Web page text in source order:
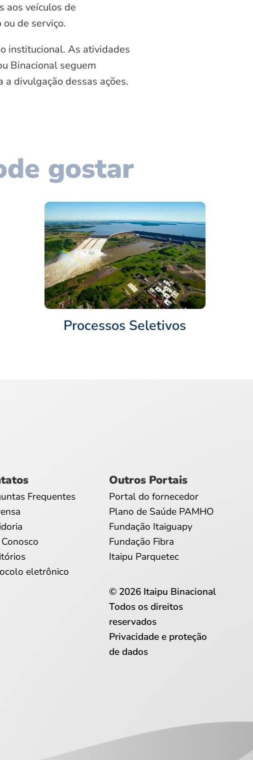
aos veículos de
de serviço.
institucional. As atividades
Binacional seguem
divulgação dessas ações.
gostar
Processos Seletivos
Frequentes
eletrônico
Outros Portais
Portal do fornecedor
Plano de Saúde PAMHO
Fundação Itaiguapy
Fundação Fibra
Itaipu Parquetec
© 2026 Itaipu Binacional
Todos os direitos
reservados
Privacidade e proteção
de dados